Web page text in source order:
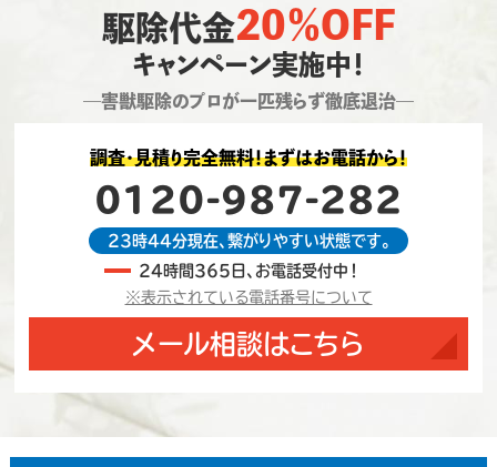
駆除代金20％OFF
キャンペーン実施中！
―害獣駆除のプロが一匹残らず徹底退治―
調査・見積り完全無料！まずはお電話から！
0120-987-282
23時44分現在、繋がりやすい状態です。
24時間365日、お電話受付中！
※表示されている電話番号について
メール相談はこちら